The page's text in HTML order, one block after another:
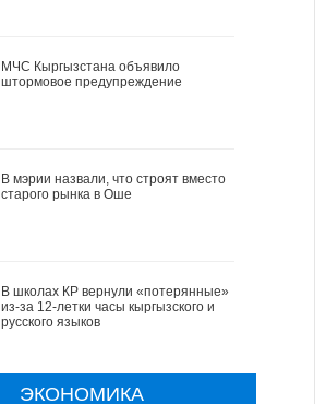
МЧС Кыргызстана объявило
штормовое предупреждение
В мэрии назвали, что строят вместо
старого рынка в Оше
В школах КР вернули «потерянные»
из-за 12-летки часы кыргызского и
русского языков
ЭКОНОМИКА